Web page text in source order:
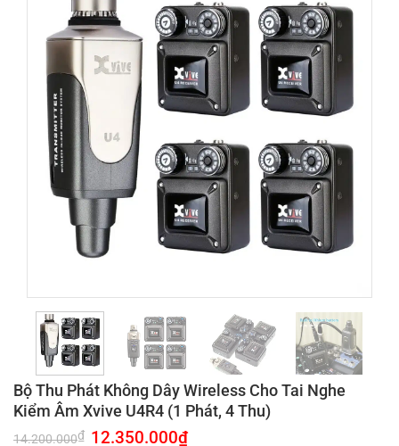
Bộ Thu Phát Không Dây Wireless Cho Tai Nghe
Kiểm Âm Xvive U4R4 (1 Phát, 4 Thu)
14.200.000₫ Giá
12.350.000₫Giá